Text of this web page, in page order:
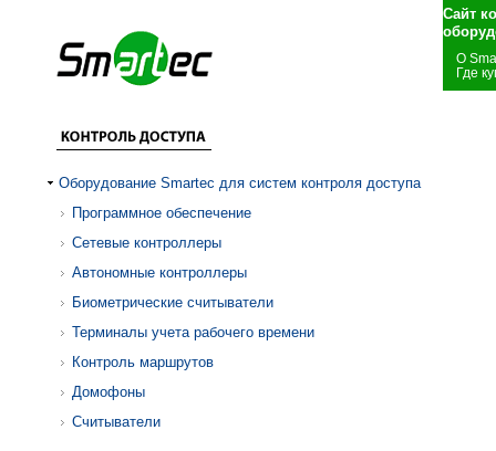
Сайт
О
Где
Оборудование Smartec для систем контроля доступа
Программное обеспечение
Сетевые контроллеры
Автономные контроллеры
Биометрические считыватели
Терминалы учета рабочего времени
Контроль маршрутов
Домофоны
Считыватели